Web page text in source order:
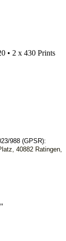
• 2 x 430 Prints
988 (GPSR):
40882 Ratingen,